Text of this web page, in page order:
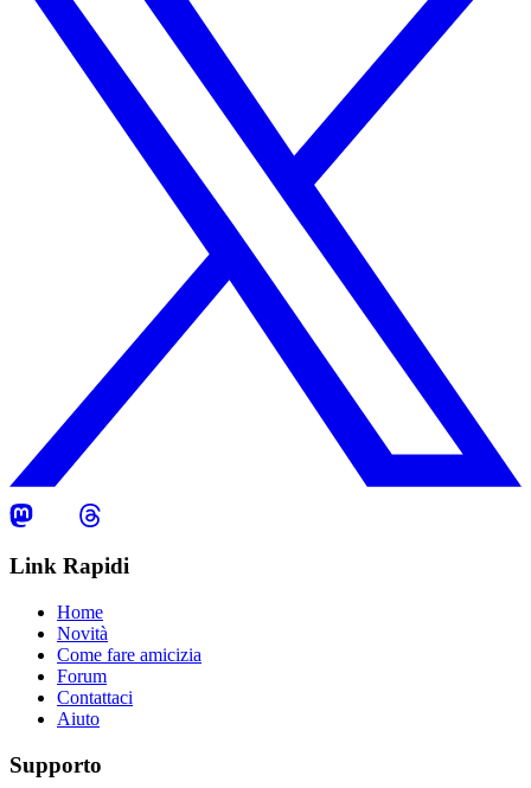
Link Rapidi
Home
Novità
Come fare amicizia
Forum
Contattaci
Aiuto
Supporto